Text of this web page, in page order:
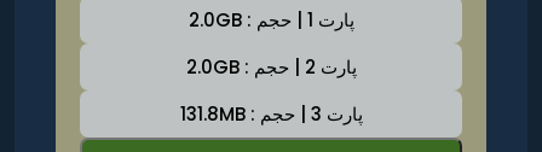
پارت 1 | حجم : 2.0GB
پارت 2 | حجم : 2.0GB
پارت 3 | حجم : 131.8MB